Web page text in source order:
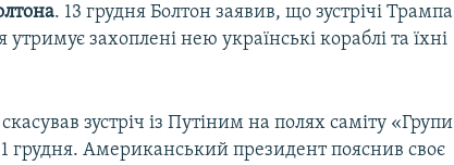
. 13 грудня Болтон заявив, що зустрічі Трампа
утримує захоплені нею українські кораблі та їхні
зустріч із Путіним на полях саміту «Групи
грудня. Американський президент пояснив своє